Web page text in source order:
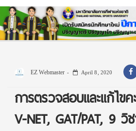
EZ Webmaster April 8, 2020
การตรวจสอบและแก้ไข
V-NET, GAT/PAT, 9